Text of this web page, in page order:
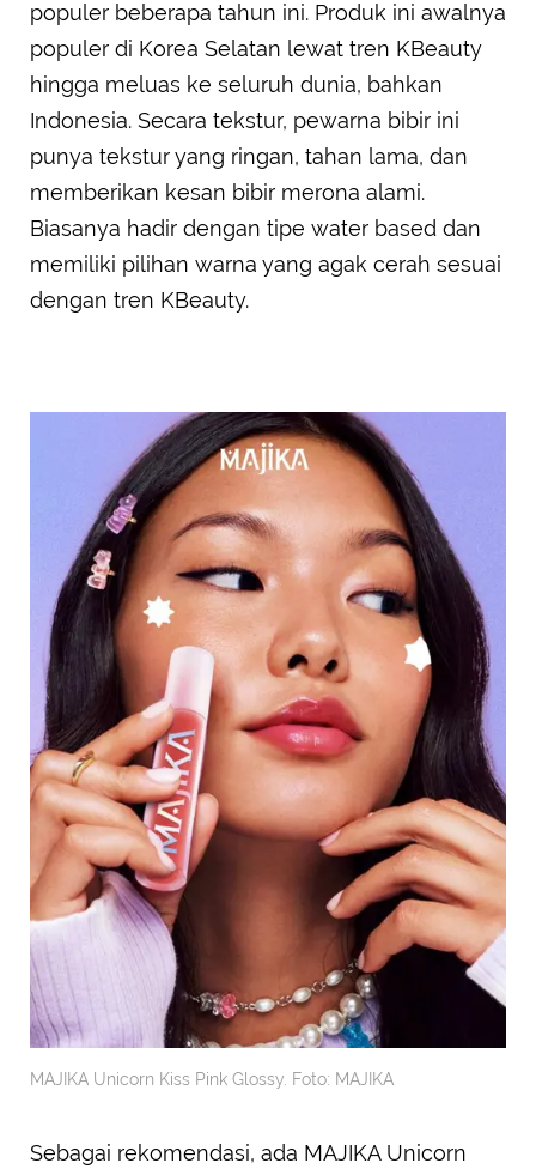
populer beberapa tahun ini. Produk ini awalnya
populer di Korea Selatan lewat tren KBeauty
hingga meluas ke seluruh dunia, bahkan
Indonesia. Secara tekstur, pewarna bibir ini
punya tekstur yang ringan, tahan lama, dan
memberikan kesan bibir merona alami.
Biasanya hadir dengan tipe water based dan
memiliki pilihan warna yang agak cerah sesuai
dengan tren KBeauty.
MAJIKA Unicorn Kiss Pink Glossy. Foto: MAJIKA
Sebagai rekomendasi, ada MAJIKA Unicorn